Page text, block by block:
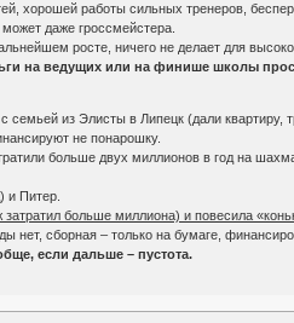
хорошей работы сильных тренеров,
даже гроссмейстера.
росте, ничего не делает для
на ведущих или на финише школы
из Элисты в Липецк (дали квартиру,
не понарошку.
больше двух миллионов в год на
и Питер.
больше миллиона) и повесила
нет, сборная – только на бумаге,
если дальше – пустота.